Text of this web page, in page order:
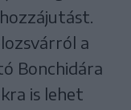
a
Bonchidára
is lehet